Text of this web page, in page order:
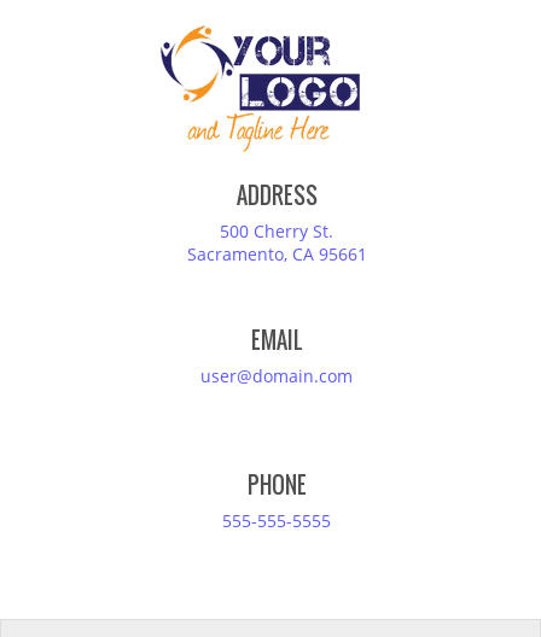
ADDRESS
500 Cherry St.
Sacramento, CA 95661
EMAIL
user@domain.com
PHONE
555-555-5555